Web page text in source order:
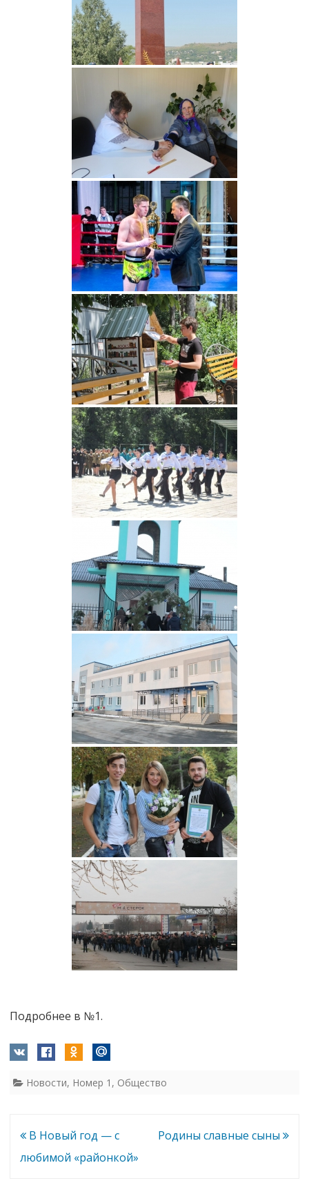
Подробнее в №1.
Новости, Номер 1 , Общество
Навигация
по
В Новый год — с
любимой «районкой»
Родины славные сыны